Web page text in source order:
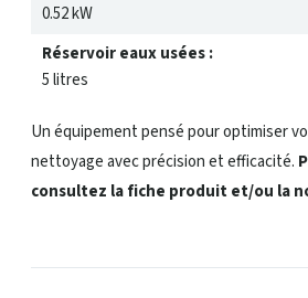
0.52 kW
Réservoir eaux usées :
5 litres
Un équipement pensé pour optimiser
nettoyage avec précision et efficacité.
consultez la fiche produit et/ou la